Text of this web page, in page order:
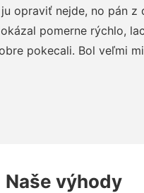
opraviť nejde, no pán z
pomerne rýchlo,
pokecali. Bol veľmi
Naše výhody